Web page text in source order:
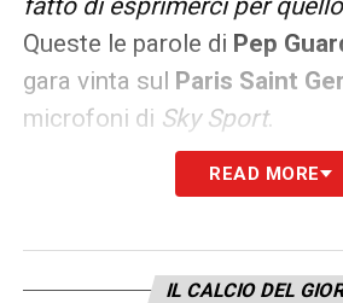
Queste le parole di Pep
gara vinta sul Paris Saint
microfoni di Sky Sport.
Sempre vivo il legame di
Piero sulla sua voglia di
READ MORE
IL CALCIO DEL